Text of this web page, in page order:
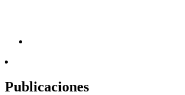
Publicaciones